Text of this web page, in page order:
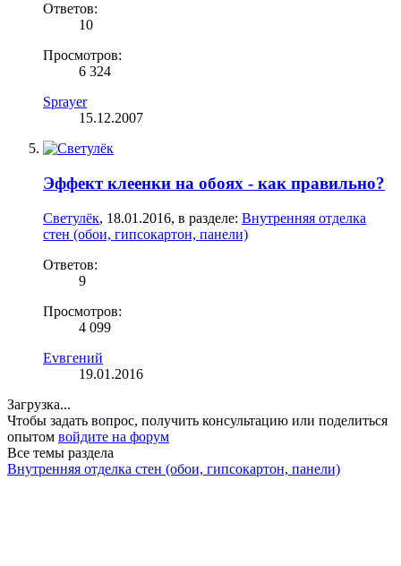
Ответов:
10
Просмотров:
6 324
Sprayer
15.12.2007
Эффект клеенки на обоях - как правильно?
Светулёк, 18.01.2016, в разделе: Внутренняя отделка
стен (обои, гипсокартон, панели)
Ответов:
9
Просмотров:
4 099
Еvвгений
19.01.2016
Загрузка...
Чтобы задать вопрос, получить консультацию или поделиться
опытом войдите на форум
Все темы раздела
Внутренняя отделка стен (обои, гипсокартон, панели)